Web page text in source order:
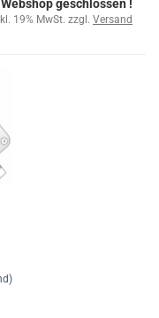
Webshop geschlossen !
19% MwSt. zzgl. Versand